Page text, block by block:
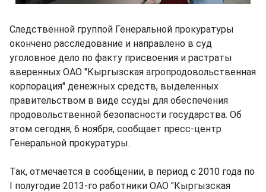
Следственной группой Генеральной прокуратуры
окончено расследование и направлено в суд
уголовное дело по факту присвоения и растраты
вверенных ОАО "Кыргызская агропродовольственная
корпорация" денежных средств, выделенных
правительством в виде ссуды для обеспечения
продовольственной безопасности государства. Об
этом сегодня, 6 ноября, сообщает пресс-центр
Генеральной прокуратуры.
Так, отмечается в сообщении, в период с 2010 года по
I полугодие 2013-го работники ОАО "Кыргызская